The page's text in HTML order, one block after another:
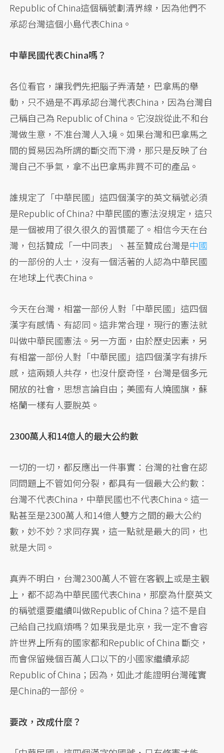
Republic of China這個稱號劃清界線，因為他們不
承認台灣這個小島代表China。
中華民國代表China嗎？
各位看官，讓我們先把腦子弄清楚，巴拿馬的舉
動，只不過是不再承認台灣代表China，因為台灣自
己稱自己為 Republic of China。它沒說從此不和台
灣做生意，不准台灣人入境。如果台灣和巴拿馬之
間的貿易因為所謂的斷交而下滑，那只是反映了台
灣自己不爭氣，拿不出巴拿馬非買不可的產品。
誰規定了「中華民國」這四個漢字的英文稱號必須
是Republic of China? 中華民國的憲法沒規定，這只
是一個被用了很久很久的習慣罷了。相信今天在台
灣，包括贊成「一中同表」、甚至贊成台灣是中國
的一部份的人士，沒有一個活著的人認為中華民國
在地球上代表China。
今天在台灣，相當一部份人對「中華民國」這四個
漢字有感情、有認同。這非常合理，現行的憲法就
叫做中華民國憲法。另一方面，由於歷史因素，另
有相當一部份人對「中華民國」這四個漢字有排斥
感，這兩類人共存，也沒什麼奇怪，台灣是個多元
開放的社會，思想言論自由；美國有人燒國旗，蘇
格蘭一樣有人要脫英。
2300萬人和14億人的最大公約數
一切的一切，都反應出一件事實：台灣的社會在認
同問題上不管如何分裂，都具有一個最大公約數：
台灣不代表China，中華民國也不代表China。這一
點甚至是2300萬人和14億人雙方之間的最大公約
數，妙不妙？求同存異，這一點就是最大的同，也
就是大同。
真弄不明白，台灣2300萬人不管在客觀上或是主觀
上，都不認為中華民國代表China，那麼為什麼英文
的稱號還要繼續叫做Republic of China？這不是自
己給自己找麻煩嗎？如果我是北京，我一定不會容
許世界上所有的國家都和Republic of China 斷交，
而會保留幾個百萬人口以下的小國家繼續承認
Republic of China；因為，如此才能證明台灣確實
是China的一部份。
要改，改成什麼？